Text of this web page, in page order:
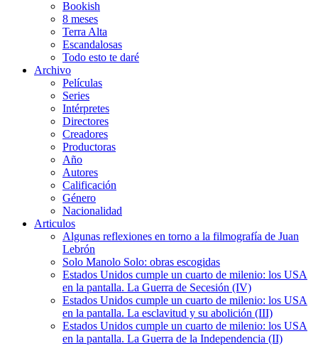
Bookish
8 meses
Terra Alta
Escandalosas
Todo esto te daré
Archivo
Películas
Series
Intérpretes
Directores
Creadores
Productoras
Año
Autores
Calificación
Género
Nacionalidad
Articulos
Algunas reflexiones en torno a la filmografía de Juan
Lebrón
Solo Manolo Solo: obras escogidas
Estados Unidos cumple un cuarto de milenio: los USA
en la pantalla. La Guerra de Secesión (IV)
Estados Unidos cumple un cuarto de milenio: los USA
en la pantalla. La esclavitud y su abolición (III)
Estados Unidos cumple un cuarto de milenio: los USA
en la pantalla. La Guerra de la Independencia (II)